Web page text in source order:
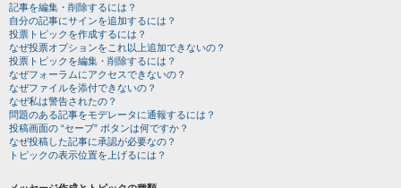
記事を編集・削除するには？
自分の記事にサインを追加するには？
投票トピックを作成するには？
なぜ投票オプションをこれ以上追加できないの？
投票トピックを編集・削除するには？
なぜフォーラムにアクセスできないの？
なぜファイルを添付できないの？
なぜ私は警告されたの？
問題のある記事をモデレータに通報するには？
投稿画面の “セーブ” ボタンは何ですか？
なぜ投稿した記事に承認が必要なの？
トピックの表示位置を上げるには？